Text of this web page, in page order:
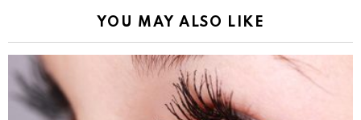
YOU MAY ALSO LIKE